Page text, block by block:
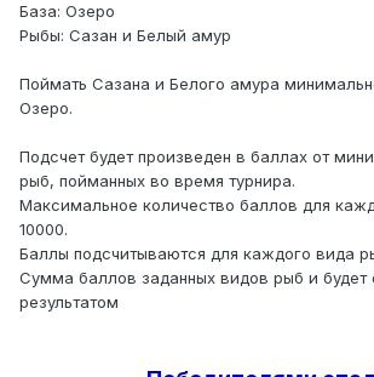
База: Озеро
Рыбы: Сазан и Белый амур
Поймать Сазана и Белого амура
Озеро.
Подсчет будет произведен в баллах от
рыб, пойманных во время турнира.
Максимальное количество баллов для
10000.
Баллы подсчитываются для каждого вида
Сумма баллов заданных видов рыб и будет
результатом